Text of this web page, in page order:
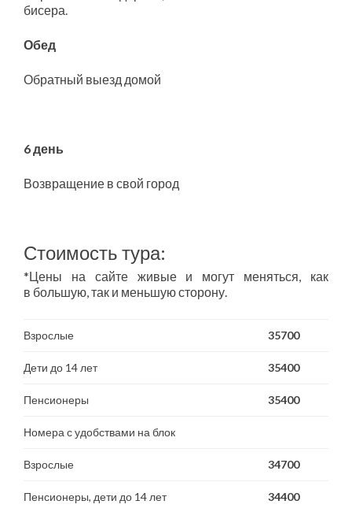
бисера.
Обед
Обратный выезд домой
6 день
Возвращение в свой город
Стоимость тура:
*Цены на сайте живые и могут меняться, как
в большую, так и меньшую сторону.
Взрослые 35700
Дети до 14 лет 35400
Пенсионеры 35400
Номера с удобствами на блок
Взрослые 34700
Пенсионеры, дети до 14 лет 34400